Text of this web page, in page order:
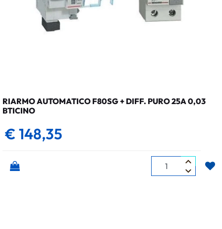
RIARMO AUTOMATICO F80SG + DIFF. PURO 25A 0,03
BTICINO
€ 148,35
Quantità